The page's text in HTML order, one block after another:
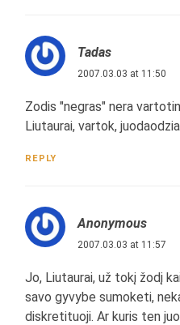
Tadas
2007.03.03 at 11:50
Zodis "negras" nera
Liutaurai, vartok,
REPLY
Anonymous
2007.03.03 at 11:57
Jo, Liutaurai, už tokį žodį
savo gyvybe sumoketi,
diskretituoji. Ar kuris ten